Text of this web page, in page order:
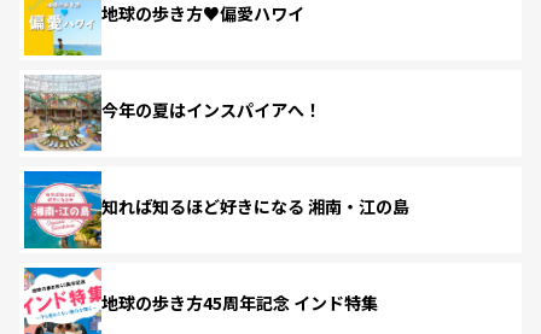
地球の歩き方♥偏愛ハワイ
今年の夏はインスパイアへ！
知れば知るほど好きになる 湘南・江の島
地球の歩き方45周年記念 インド特集